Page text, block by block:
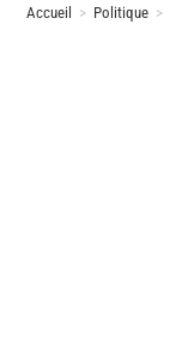
Accueil > Politique >